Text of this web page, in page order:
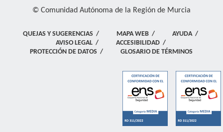
© Comunidad Autónoma de la Región de Murcia
QUEJAS Y SUGERENCIAS / MAPA WEB / AYUDA/
AVISO LEGAL/ ACCESIBILIDAD/
PROTECCIÓN DE DATOS / GLOSARIO DE TÉRMINOS